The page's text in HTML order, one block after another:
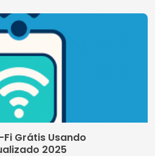
de Privacidade
de Uso
AppDigi